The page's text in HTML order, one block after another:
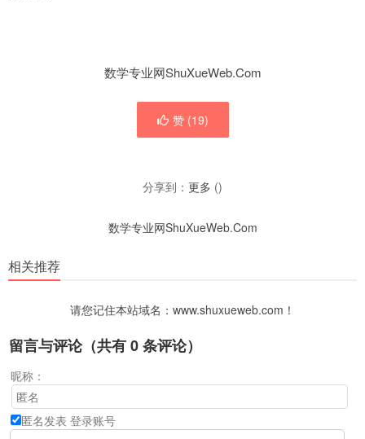
数学专业网ShuXueWeb.Com
赞 (19)
分享到： 更多 ()
数学专业网ShuXueWeb.Com
相关推荐
请您记住本站域名：www.shuxueweb.com！
留言与评论（共有0条评论）
昵称：
匿名发表 登录账号